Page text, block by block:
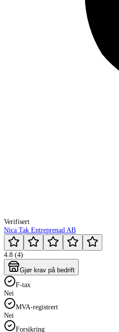
Verifisert
Nica Tak Entreprenad AB
4.8 (4)
Gjør krav på bedrift
F-tax
Nei
MVA-registrert
Nei
Forsikring